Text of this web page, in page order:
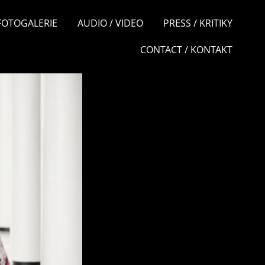
AUDIO / VIDEO PRESS / KRITIKY
CONTACT / KONTAKT